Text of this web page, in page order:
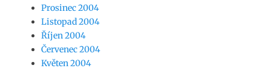
Prosinec 2004
Listopad 2004
Říjen 2004
Červenec 2004
Květen 2004